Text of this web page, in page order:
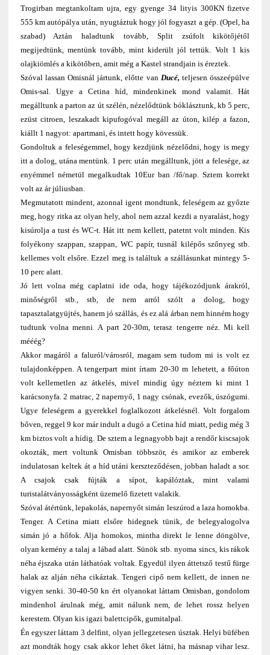
Trogirban megtankoltam ujra, egy gyenge 34 lityis 300KN fizetve
555 km autópálya után, nyugtáztuk hogy jól fogyaszt a gép. (Opel, ha
szabad) Aztán haladtunk tovább, Split zsúfolt kikötőjétől
megijedtünk, mentünk tovább, mint kiderült jól tettük. Volt 1 kis
olajkiömlés a kikötőben, amit még a Kastel strandjain is éreztek.
Szóval lassan Omisnál jártunk, előtte van Ducé,teljesen összeépülve
Omis-sal. Ugye a Cetina híd, mindenkinek mond valamit. Hát
megálltunk a parton az út szélén, nézelődtünk bóklásztunk, kb 5 perc,
ezüst citroen, leszakadt kipufogóval megáll az úton, kilép a fazon,
kiállt 1 nagyot: apartmani, és intett hogy kövessük.
Gondoltuk a feleségemmel, hogy kezdjünk nézelődni, hogy is megy
itt a dolog, utána mentünk. 1 perc után megálltunk, jött a felesége, az
enyémmel németül megalkudtak 10Eur ban /fő/nap. Sztem korrekt
volt az ár júliusban.
Megmutatott mindent, azonnal igent mondtunk, feleségem az győzte
meg, hogy ritka az olyan hely, ahol nem azzal kezdi a nyaralást, hogy
kisúrolja a tust és WC-t. Hát itt nem kellett, patetnt volt minden. Kis
folyékony szappan, szappan, WC papír, tusnál kilépős szőnyeg stb.
kellemes volt elsőre. Ezzel meg is találtuk a szállásunkat mintegy 5-
10 perc alatt.
Jó lett volna még caplatni ide oda, hogy tájékozódjunk árakról,
minőségről stb., stb, de nem arról szólt a dolog, hogy
tapasztalatgyüjtés, hanem jó szállás, és ez alá árban nem hinném hogy
tudtunk volna menni. A part 20-30m, terasz tengerre néz. Mi kell
mééég?
Akkor magáról a faluról/városról, magam sem tudom mi is volt ez
tulajdonképpen. A tengerpart mint írtam 20-30 m lehetett, a főúton
volt kellemetlen az átkelés, mivel mindig úgy néztem ki mint 1
karácsonyfa. 2 matrac, 2 napernyő, 1 nagy csónak, evezők, úszógumi.
Ugye feleségem a gyerekkel foglalkozott átkelésnél. Volt forgalom
bőven, reggel 9 kor már indult a dugó a Cetina híd miatt, pedig még 3
km biztos volt a hídig. De sztem a legnagyobb bajt a rendőr kiscsajok
okozták, mert voltunk Omisban többször, és amikor az emberek
indulatosan keltek át a híd utáni kerszteződésen, jobban haladt a sor.
A csajok csak fújták a sípot, kapálóztak, mint valami
turistalátványosságként üzemelő fizetett valakik.
Szóval átértünk, lepakolás, napernyőt simán leszúrod a laza homokba.
Tenger. A Cetina miatt elsőre hidegnek tünik, de belegyalogolva
simán jó a hőfok. Alja homokos, mintha direkt le lenne döngölve,
olyan kemény a talaj a lábad alatt. Sünök stb. nyoma sincs, kis rákok
néha éjszaka után láthatóak voltak. Egyedül ilyen áttetsző testű fürge
halak az alján néha cikáztak. Tengeri cipő nem kellett, de innen ne
vigyen senki. 30-40-50 kn ért olyanokat láttam Omisban, gondolom
mindenhol árulnak még, amit nálunk nem, de lehet rossz helyen
kerestem. Olyan kis igazi balettcipők, gumitalpal.
Én egyszer láttam 3 delfint, olyan jellegzetesen úsztak. Helyi büfében
azt mondták hogy csak akkor lehet őket látni, ha másnap vihar lesz.